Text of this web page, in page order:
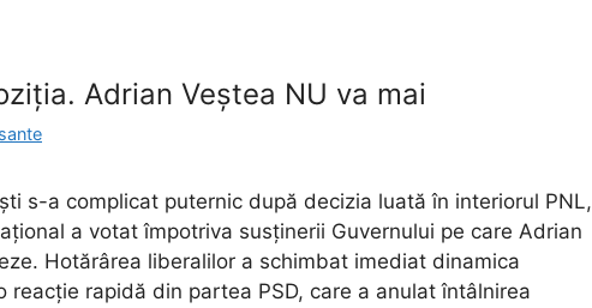
Adrian Veștea NU va mai
s-a complicat puternic după decizia luată în interiorul PNL,
a votat împotriva susținerii Guvernului pe care Adrian
Hotărârea liberalilor a schimbat imediat dinamica
reacție rapidă din partea PSD, care a anulat întâlnirea